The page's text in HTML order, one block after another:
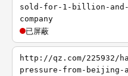
sold-for-1-billion-
company
已屏蔽
http://qz.com/225932/
pressure-from-